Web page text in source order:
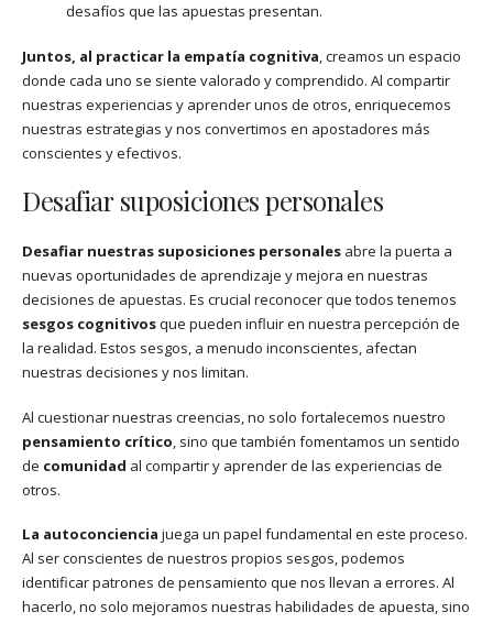
desafíos que las apuestas presentan.
Juntos, al practicar la empatía cognitiva, creamos un espacio
donde cada uno se siente valorado y comprendido. Al compartir
nuestras experiencias y aprender unos de otros, enriquecemos
nuestras estrategias y nos convertimos en apostadores más
conscientes y efectivos.
Desafiar suposiciones personales
Desafiar nuestras suposiciones personales abre la puerta a
nuevas oportunidades de aprendizaje y mejora en nuestras
decisiones de apuestas. Es crucial reconocer que todos tenemos
sesgos cognitivosque pueden influir en nuestra percepción de
la realidad. Estos sesgos, a menudo inconscientes, afectan
nuestras decisiones y nos limitan.
Al cuestionar nuestras creencias, no solo fortalecemos nuestro
pensamiento crítico, sino que también fomentamos un sentido
de comunidad al compartir y aprender de las experiencias de
otros.
La autoconciencia juega un papel fundamental en este proceso.
Al ser conscientes de nuestros propios sesgos, podemos
identificar patrones de pensamiento que nos llevan a errores. Al
hacerlo, no solo mejoramos nuestras habilidades de apuesta, sino